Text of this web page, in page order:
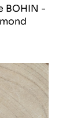
BOHIN -